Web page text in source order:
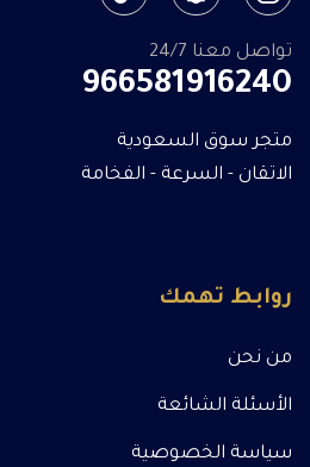
تواصل معنا 24/7
966581916240
متجر سوق السعودية
الاتقان - السرعة - الفخامة
روابط تهمك
من نحن
الأسئلة الشائعة
سياسة الخصوصية